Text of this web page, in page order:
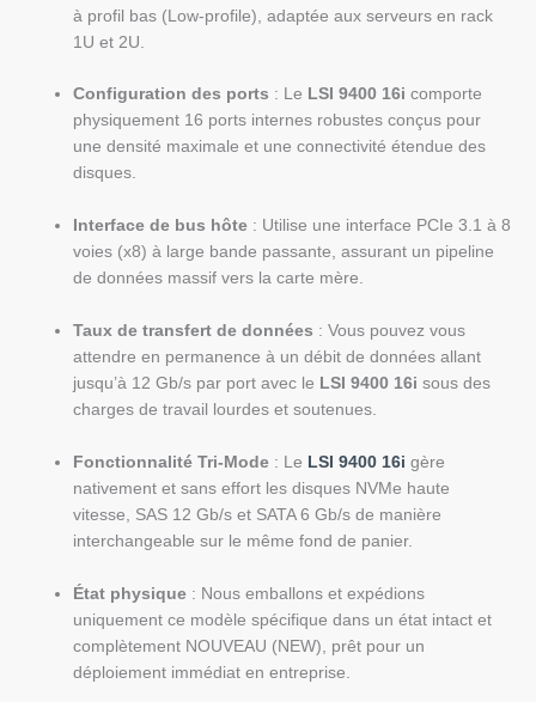
à profil bas (Low-profile), adaptée aux serveurs en rack
1U et 2U.
Configuration des ports : Le LSI 9400 16i comporte
physiquement 16 ports internes robustes conçus pour
une densité maximale et une connectivité étendue des
disques.
Interface de bus hôte : Utilise une interface PCIe 3.1 à 8
voies (x8) à large bande passante, assurant un pipeline
de données massif vers la carte mère.
Taux de transfert de données : Vous pouvez vous
attendre en permanence à un débit de données allant
jusqu’à 12 Gb/s par port avec le LSI 9400 16i sous des
charges de travail lourdes et soutenues.
Fonctionnalité Tri-Mode : Le LSI 9400 16i gère
nativement et sans effort les disques NVMe haute
vitesse, SAS 12 Gb/s et SATA 6 Gb/s de manière
interchangeable sur le même fond de panier.
État physique : Nous emballons et expédions
uniquement ce modèle spécifique dans un état intact et
complètement NOUVEAU (NEW), prêt pour un
déploiement immédiat en entreprise.